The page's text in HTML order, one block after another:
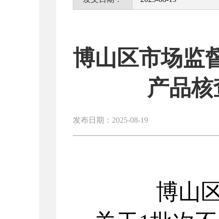
博山区市场监
产品
发布日期：2025-08-19
博山